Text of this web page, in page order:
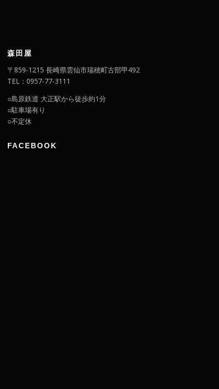
森田屋
〒859-1215 長崎県雲仙市瑞穂町古部甲492
TEL：0957-77-3111
○島原鉄道 大正駅から徒歩約1分
○駐車場有り
○不定休
FACEBOOK